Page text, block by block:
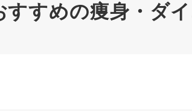
すめの痩身・ダ